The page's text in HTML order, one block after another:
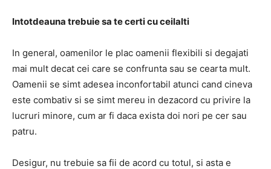
Intotdeauna trebuie sa te certi cu ceilalti
In general, oamenilor le plac oamenii flexibili si degajati
mai mult decat cei care se confrunta sau se cearta mult.
Oamenii se simt adesea inconfortabil atunci cand cineva
este combativ si se simt mereu in dezacord cu privire la
lucruri minore, cum ar fi daca exista doi nori pe cer sau
patru.
Desigur, nu trebuie sa fii de acord cu totul, si asta e